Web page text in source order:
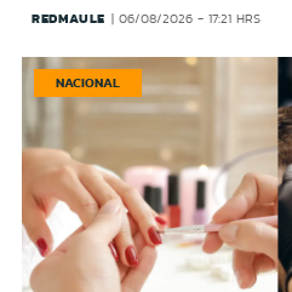
REDMAULE 06/08/2026 - 17:21 HRS
NACIONAL